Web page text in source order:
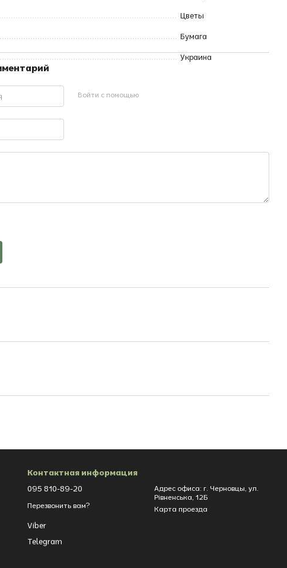
Цветы
Бумага
Украина
Войти с помощью
Контактная информация
095 810-89-20
Перезвонить вам?
Viber
Telegram
Адрес офиса: г. Черновцы, ул.
Рівненська, 12Б
Карта проезда